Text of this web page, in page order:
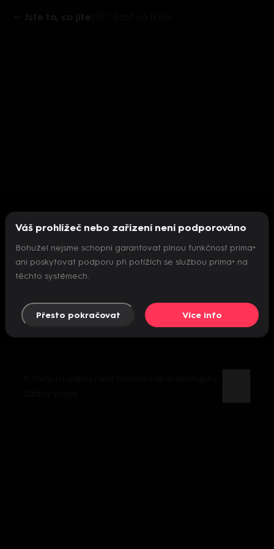
Jste to, co jíte
Nepodařilo se inicializovat přehrávač
Váš prohlížeč nebo zařízení není podporováno
Bohužel nejsme schopni garantovat plnou funkčnost prima+
ani poskytovat podporu při potížích se službou prima+ na
těchto systémech.
Přesto pokračovat Více info